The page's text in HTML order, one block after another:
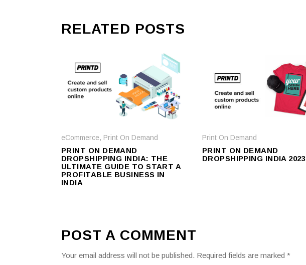
RELATED POSTS
eCommerce, Print On Demand
PRINT ON DEMAND
DROPSHIPPING INDIA: THE
ULTIMATE GUIDE TO START A
PROFITABLE BUSINESS IN
INDIA
Print On Demand
PRINT ON DEMAND
DROPSHIPPING INDIA 2023
POST A COMMENT
Your email address will not be published. Required fields are marked *